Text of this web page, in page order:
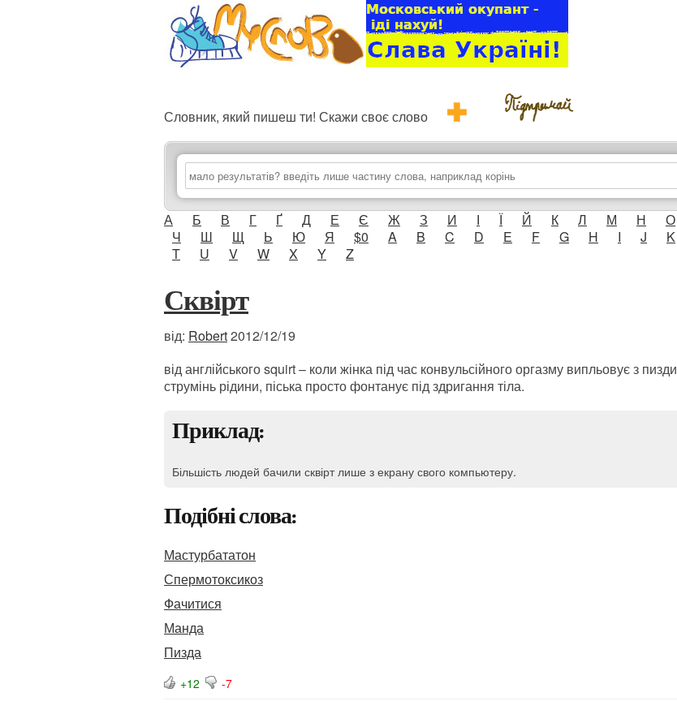
Словник, який пишеш ти! Скажи своє слово
А Б В Г Ґ Д Е Є Ж З И І Ї Й К Л М Н О
Ч
Ш Щ Ь Ю Я $0 A B C D E F G H I J K
T
U V W X Y Z
Сквірт
від: Robert2012/12/19
від англійського squirt – коли жінка під час конвульсійного оргазму випльовує з пизди
струмінь рідини, піська просто фонтанує під здригання тіла.
Приклад:
Більшість людей бачили сквірт лише з екрану свого компьютеру.
Подібні слова:
Мастурбататон
Спермотоксикоз
Фачитися
Манда
Пизда
+12 -7